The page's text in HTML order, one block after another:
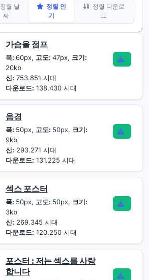
정렬 날
짜
정렬 인
기
정렬 다운로
드
가슴을 점프
폭: 60px, 고도: 47px, 크기:
20kb
신: 753.851 시대
다운로드: 138.430 시대
음경
폭: 50px, 고도: 50px, 크기:
9kb
신: 293.271 시대
다운로드: 131.225 시대
섹스 포스터
폭: 50px, 고도: 50px, 크기:
3kb
신: 269.345 시대
다운로드: 120.250 시대
포스터 : 저는 섹스를 사랑
합니다